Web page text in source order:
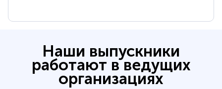
Наши выпускники
работают в ведущих
организациях